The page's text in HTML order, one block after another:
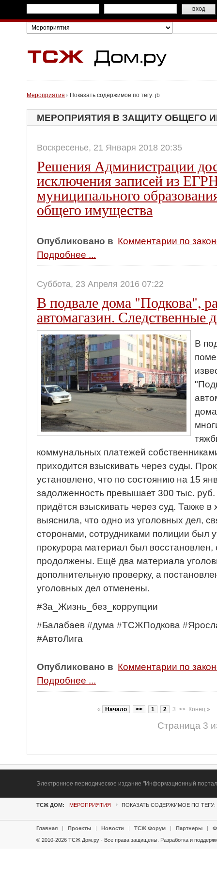
Мероприятия Показать содержимое по тегу: jb
МЕРОПРИЯТИЯ В ЗАЩИТУ ОБЩЕГО
Воскресенье, 21 Января 2018 20:35
Решения Администрации
исключения записей из
муниципального
общего имущества
Опубликовано в Комментарии по
Подробнее ...
Суббота, 23 Апреля 2016 07:22
В подвале дома "Подкова",
автомагазин. Следственные
В
коммунальных платежей
приходится взыскивать через суды.
установлено, что по состоянию на 15
задолженность превышает 300 тыс.
придётся взыскивать через суд. Также в
выяснила, что одно из уголовных дел,
сторонами, сотрудниками полиции был
прокурора материал был
продолжены. Ещё два материала
дополнительную проверку, а
уголовных дел отменены.
#За_Жизнь_без_коррупции
#Балабаев #дума #ТСЖПодкова
#АвтоЛига
Опубликовано в Комментарии по
Подробнее ...
« Начало << 1 2 3 >> Конец »
Страница 3
Электронное периодическое издание "Информационный
ТСЖ ДОМ: МЕРОПРИЯТИЯ ПОКАЗАТЬ СОДЕРЖИМОЕ ПО ТЕГУ:
Главная Проекты Новости ТСЖ Форум Партнеры
© 2010-2026 ТСЖ Дом.ру - Все права защищены. Разработка и